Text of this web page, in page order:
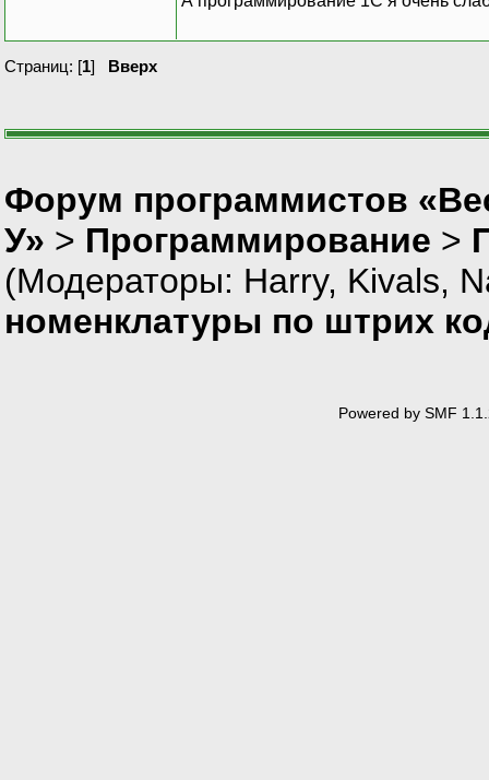
Страниц: [1] Вверх
Форум программистов
У» > Программирование >
(Модераторы: Harry, Kivals,
номенклатуры по штрих
Powered by SMF